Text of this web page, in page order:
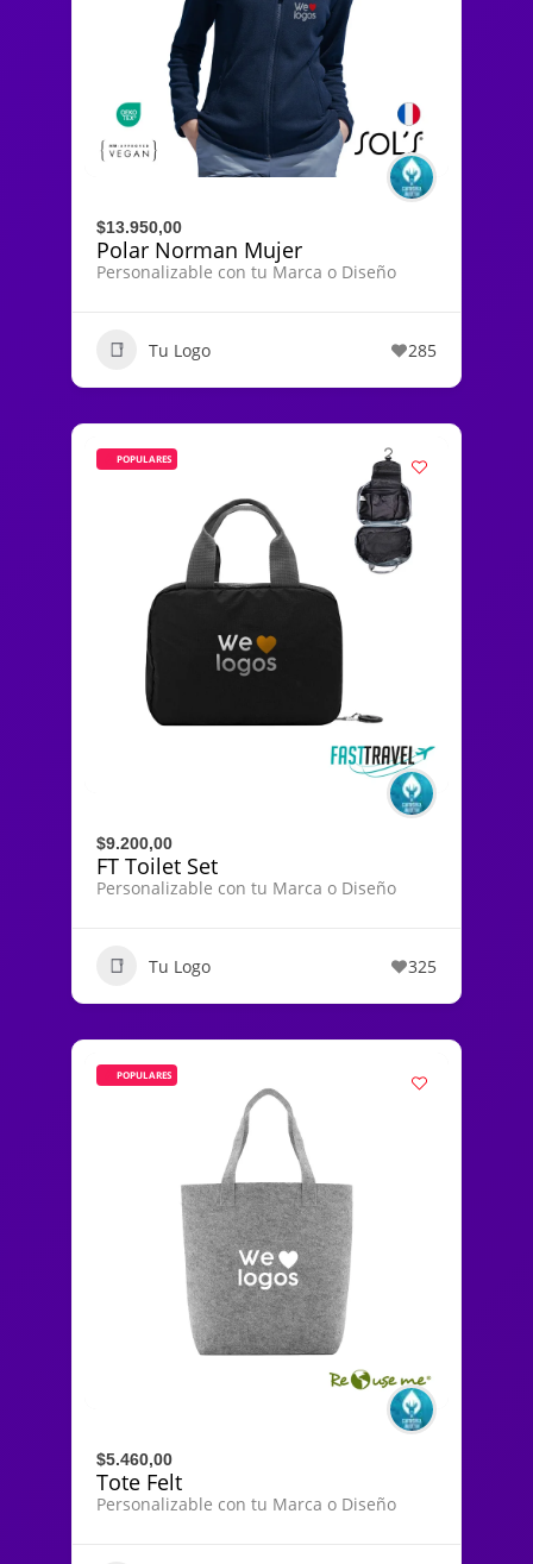
$13.950,00
Polar Norman Mujer
Personalizable con tu Marca o Diseño
Tu Logo 285
POPULARES
$9.200,00
FT Toilet Set
Personalizable con tu Marca o Diseño
Tu Logo 325
POPULARES
$5.460,00
Tote Felt
Personalizable con tu Marca o Diseño